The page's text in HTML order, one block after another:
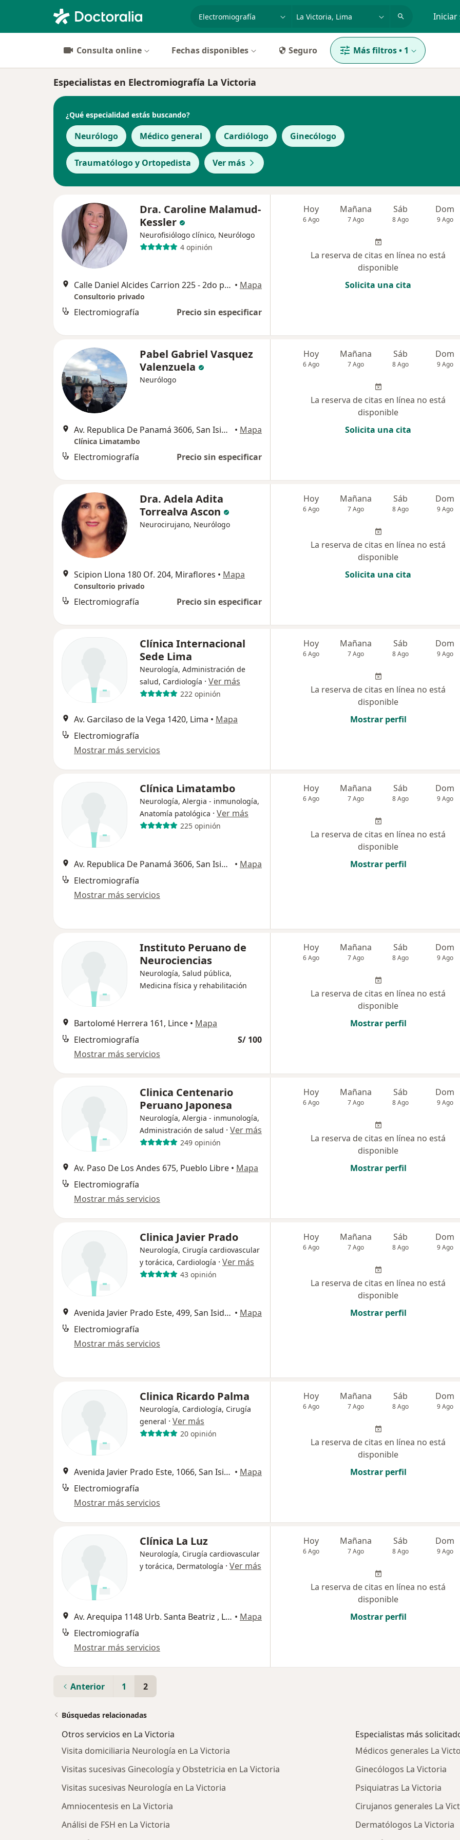
especialidad, enfermedad o nombre Iniciar
Consulta online Fechas disponibles Seguro Más filtros• 1
Especialistas en Electromiografía La Victoria
¿Qué especialidad estás buscando?
Neurólogo Médico general Cardiólogo Ginecólogo
Traumatólogo y Ortopedista Ver más
Dra. Caroline Malamud-
Kessler
Neurofisiólogo clínico, Neurólogo
4 opinión
Calle Daniel Alcides Carrion 225 - 2do piso San Isidro, San Isidro • Mapa
Consultorio privado
Electromiografía Precio sin especificar
Hoy
6 Ago
Mañana
7 Ago
Sáb
8 Ago
Dom
9 Ago
La reserva de citas en línea no está
disponible
Solicita una cita
Pabel Gabriel Vasquez
Valenzuela
Neurólogo
Av. Republica De Panamá 3606, San Isidro • Mapa
Clínica Limatambo
Electromiografía Precio sin especificar
Hoy
6 Ago
Mañana
7 Ago
Sáb
8 Ago
Dom
9 Ago
La reserva de citas en línea no está
disponible
Solicita una cita
Dra. Adela Adita
Torrealva Ascon
Neurocirujano, Neurólogo
Scipion Llona 180 Of. 204, Miraflores • Mapa
Consultorio privado
Electromiografía Precio sin especificar
Hoy
6 Ago
Mañana
7 Ago
Sáb
8 Ago
Dom
9 Ago
La reserva de citas en línea no está
disponible
Solicita una cita
Clínica Internacional
Sede Lima
Neurología, Administración de
salud, Cardiología · Ver más
222 opinión
Av. Garcilaso de la Vega 1420, Lima • Mapa
Electromiografía
Mostrar más servicios
Hoy
6 Ago
Mañana
7 Ago
Sáb
8 Ago
Dom
9 Ago
La reserva de citas en línea no está
disponible
Mostrar perfil
Clínica Limatambo
Neurología, Alergia - inmunología,
Anatomía patológica · Ver más
225 opinión
Av. Republica De Panamá 3606, San Isidro • Mapa
Electromiografía
Mostrar más servicios
Hoy
6 Ago
Mañana
7 Ago
Sáb
8 Ago
Dom
9 Ago
La reserva de citas en línea no está
disponible
Mostrar perfil
Instituto Peruano de
Neurociencias
Neurología, Salud pública,
Medicina física y rehabilitación
Bartolomé Herrera 161, Lince • Mapa
Electromiografía
S/ 100
Mostrar más servicios
Hoy
6 Ago
Mañana
7 Ago
Sáb
8 Ago
Dom
9 Ago
La reserva de citas en línea no está
disponible
Mostrar perfil
Clinica Centenario
Peruano Japonesa
Neurología, Alergia - inmunología,
Administración de salud · Ver más
249 opinión
Av. Paso De Los Andes 675, Pueblo Libre • Mapa
Electromiografía
Mostrar más servicios
Hoy
6 Ago
Mañana
7 Ago
Sáb
8 Ago
Dom
9 Ago
La reserva de citas en línea no está
disponible
Mostrar perfil
Clinica Javier Prado
Neurología, Cirugía cardiovascular
y torácica, Cardiología · Ver más
43 opinión
Avenida Javier Prado Este, 499, San Isidro • Mapa
Electromiografía
Mostrar más servicios
Hoy
6 Ago
Mañana
7 Ago
Sáb
8 Ago
Dom
9 Ago
La reserva de citas en línea no está
disponible
Mostrar perfil
Clinica Ricardo Palma
Neurología, Cardiología, Cirugía
general · Ver más
20 opinión
Avenida Javier Prado Este, 1066, San Isidro • Mapa
Electromiografía
Mostrar más servicios
Hoy
6 Ago
Mañana
7 Ago
Sáb
8 Ago
Dom
9 Ago
La reserva de citas en línea no está
disponible
Mostrar perfil
Clínica La Luz
Neurología, Cirugía cardiovascular
y torácica, Dermatología · Ver más
Av. Arequipa 1148 Urb. Santa Beatriz , Lince, Lima • Mapa
Electromiografía
Mostrar más servicios
Hoy
6 Ago
Mañana
7 Ago
Sáb
8 Ago
Dom
9 Ago
La reserva de citas en línea no está
disponible
Mostrar perfil
Anterior 1 2
Búsquedas relacionadas
Otros servicios en La Victoria
Visita domiciliaria Neurología en La Victoria
Visitas sucesivas Ginecología y Obstetricia en La Victoria
Visitas sucesivas Neurología en La Victoria
Amniocentesis en La Victoria
Análisi de FSH en La Victoria
Especialistas más
Médicos generales La
Ginecólogos La Victoria
Psiquiatras La Victoria
Cirujanos generales La
Dermatólogos La Victoria